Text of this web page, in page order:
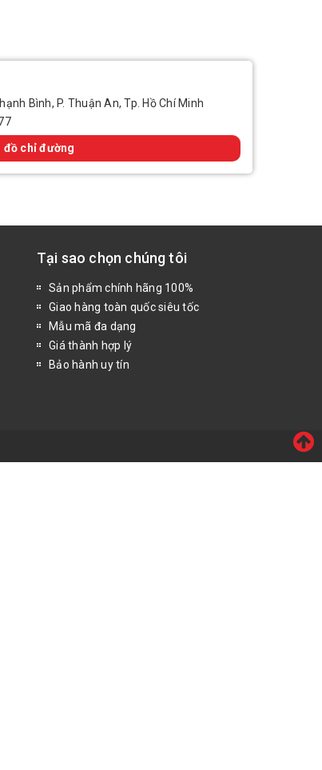
Bình, P. Thuận An, Tp. Hồ Chí Minh
đồ chỉ đường
Tại sao chọn chúng tôi
Sản phẩm chính hãng 100%
Giao hàng toàn quốc siêu tốc
Mẫu mã đa dạng
Giá thành hợp lý
Bảo hành uy tín